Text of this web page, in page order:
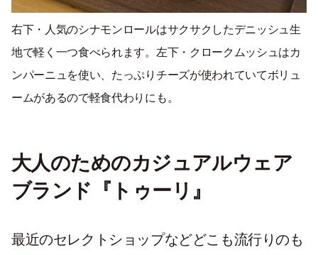
右下・人気のシナモンロールはサクサクしたデニッシュ生
地で軽く一つ食べられます。左下・クロークムッシュはカ
ンパーニュを使い、たっぷりチーズが使われていてボリュ
ームがあるので軽食代わりにも。
大人のためのカジュアルウェア
ブランド『トゥーリ』
最近のセレクトショップなどどこも流行りのも